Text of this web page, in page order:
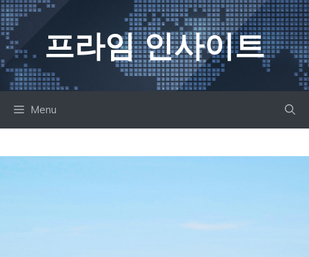
컨
텐
츠
로
건
프라임 인사이트
Menu